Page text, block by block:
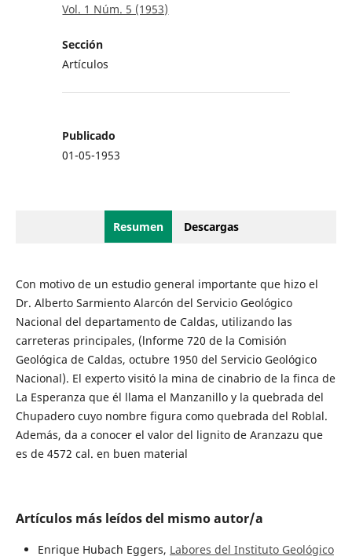
Vol. 1 Núm. 5 (1953)
Sección
Artículos
Publicado
01-05-1953
Resumen Descargas
Con motivo de un estudio general importante que hizo el
Dr. Alberto Sarmiento Alarcón del Servicio Geológico
Nacional del departamento de Caldas, utilizando las
carreteras principales, (lnforme 720 de la Comisión
Geológica de Caldas, octubre 1950 del Servicio Geológico
Nacional). El experto visitó la mina de cinabrio de la finca de
La Esperanza que él llama el Manzanillo y la quebrada del
Chupadero cuyo nombre figura como quebrada del Roblal.
Además, da a conocer el valor del lignito de Aranzazu que
es de 4572 cal. en buen material
Artículos más leídos del mismo autor/a
Enrique Hubach Eggers, Labores del Instituto Geológico